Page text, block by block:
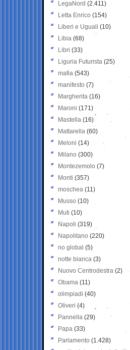
LegaNord (2.411)
Letta Enrico (154)
Liberi e Uguali (10)
Libia (68)
Libri (33)
Liguria Futurista (25)
mafia (543)
manifesto (7)
Margherita (16)
Maroni (171)
Mastella (16)
Mattarella (60)
Meloni (14)
Milano (300)
Montezemolo (7)
Monti (357)
moschea (11)
Musso (10)
Muti (10)
Napoli (319)
Napolitano (220)
no global (5)
notte bianca (3)
Nuovo Centrodestra (2)
Obama (11)
olimpiadi (40)
Oliveri (4)
Pannella (29)
Papa (33)
Parlamento (1.428)